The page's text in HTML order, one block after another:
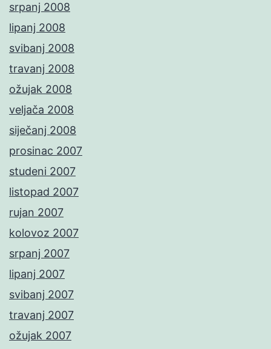
srpanj 2008
lipanj 2008
svibanj 2008
travanj 2008
ožujak 2008
veljača 2008
siječanj 2008
prosinac 2007
studeni 2007
listopad 2007
rujan 2007
kolovoz 2007
srpanj 2007
lipanj 2007
svibanj 2007
travanj 2007
ožujak 2007